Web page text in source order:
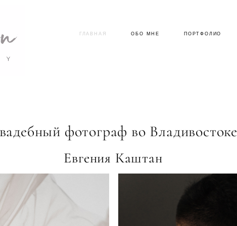
ГЛАВНАЯ ОБО МНЕ ПОРТФОЛИО
ГЛАВНАЯ ОБО МНЕ ПОРТФОЛИО
фотограф во Владивостоке
Евгения Каштан